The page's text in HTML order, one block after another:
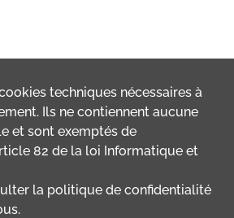
techniques nécessaires à
Ils ne contiennent aucune
et sont exemptés de
82 de la loi Informatique et
la politique de confidentialité